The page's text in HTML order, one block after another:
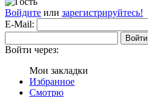
Войдите или зарегистрируйтесь!
E-Mail:
Войти
Войти через:
Мои закладки
Избранное
Смотрю